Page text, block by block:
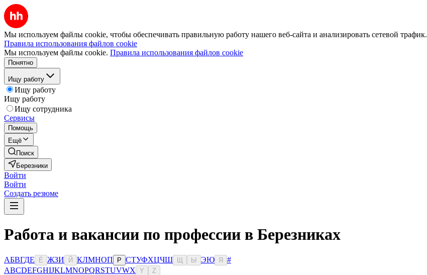
Мы используем файлы cookie, чтобы обеспечивать правильную работу нашего веб-сайта и анализировать сетевой трафик.
Правила использования файлов cookie
Мы используем файлы cookie. Правила использования файлов cookie
Понятно
Ищу работу
Ищу работу
Ищу работу
Ищу сотрудника
Сервисы
Помощь
Ещё
Поиск
Березники
Войти
Войти
Создать резюме
Работа и вакансии по профессии в Березниках
АБВГДЕ Ё ЖЗИ Й КЛМНОП Р СТУФХЦЧШ Ы ЭЮ Я
#
ABCDEFGHIJKLMNOPQRSTUVWX Y Z